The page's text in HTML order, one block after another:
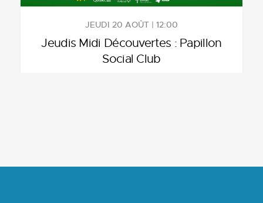
JEUDI 20 AOÛT | 12:00
Jeudis Midi Découvertes : Papillon
Social Club